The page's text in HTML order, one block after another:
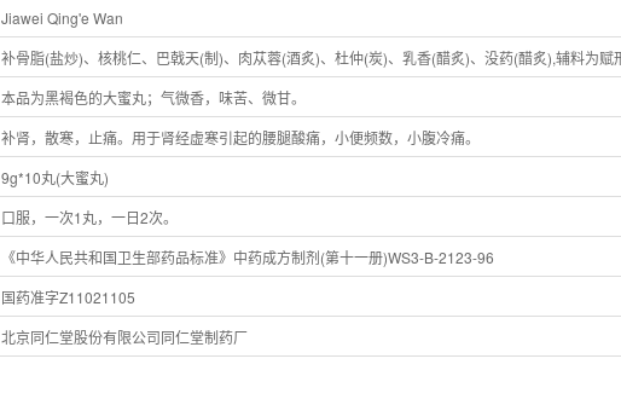
Jiawei Qing'e Wan
补骨脂(盐炒)、核桃仁、巴戟天(制)、肉苁蓉(酒炙)、杜仲(炭)、乳香(醋炙)、没药(醋炙),辅料为赋
本品为黑褐色的大蜜丸；气微香，味苦、微甘。
补肾，散寒，止痛。用于肾经虚寒引起的腰腿酸痛，小便频数，小腹冷痛。
9g*10丸(大蜜丸)
口服，一次1丸，一日2次。
《中华人民共和国卫生部药品标准》中药成方制剂(第十一册)WS3-B-2123-96
国药准字Z11021105
北京同仁堂股份有限公司同仁堂制药厂